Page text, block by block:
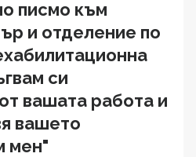
писмо към
и отделение по
си
вашата работа и
вашето
мен"